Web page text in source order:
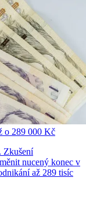
o 289 000 Kč
Zkušení
nucený konec v
až 289 tisíc